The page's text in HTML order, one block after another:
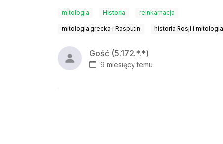
mitologia Historia reinkarnacja
mitologia grecka i Rasputin historia Rosji i mitologia
Gość (5.172.*.*)
9 miesięcy temu